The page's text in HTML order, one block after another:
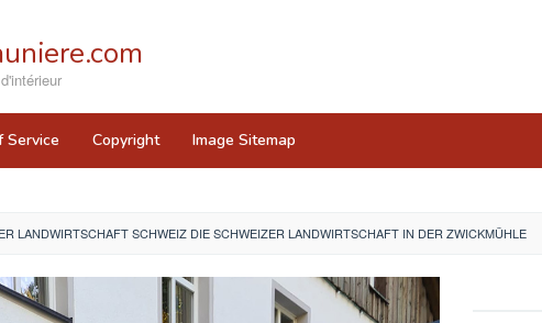
Service Copyright Image Sitemap
LANDWIRTSCHAFT SCHWEIZ DIE SCHWEIZER LANDWIRTSCHAFT IN DER ZWICKMÜHLE